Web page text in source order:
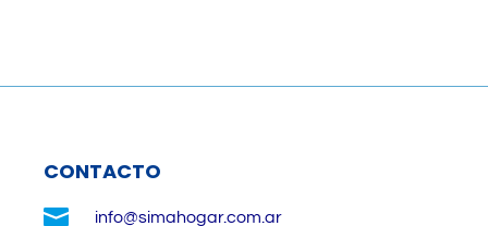
CONTACTO
 info@simahogar.com.ar